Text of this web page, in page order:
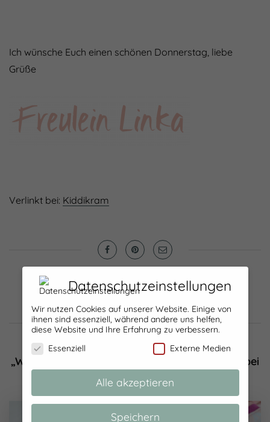
Ich wünsche Euch einen schönen Donnerstag, liebe
Grüße
Verlinkt bei: Kiddikram
FURTHER READING...
„Wer an sich selbst glaubt, ist frei“ zu Besuch bei
Margarete Steiff
Datenschutzeinstellungen
Wir nutzen Cookies auf unserer Website. Einige von
ihnen sind essenziell, während andere uns helfen,
diese Website und Ihre Erfahrung zu verbessern.
Essenziell
Externe Medien
Alle akzeptieren
Speichern